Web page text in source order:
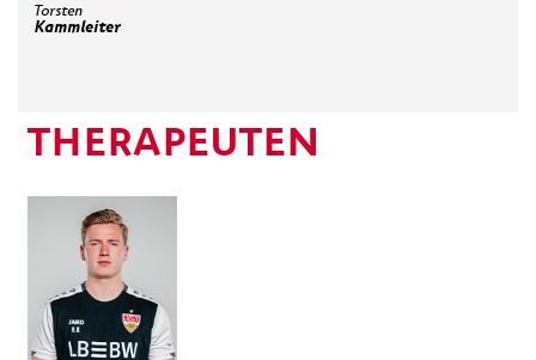
Torsten
Kammleiter
THERAPEUTEN